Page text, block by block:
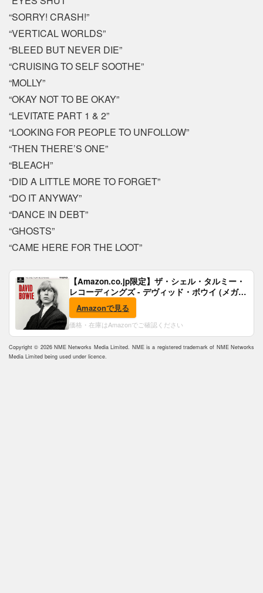
“SORRY! CRASH!”
“VERTICAL WORLDS”
“BLEED BUT NEVER DIE”
“CRUISING TO SELF SOOTHE”
“MOLLY”
“OKAY NOT TO BE OKAY”
“LEVITATE PART 1 & 2”
“LOOKING FOR PEOPLE TO UNFOLLOW”
“THEN THERE’S ONE”
“BLEACH”
“DID A LITTLE MORE TO FORGET”
“DO IT ANYWAY”
“DANCE IN DEBT”
“GHOSTS”
“CAME HERE FOR THE LOOT”
【Amazon.co.jp限定】ザ・シェル・タルミー・
レコーディングズ - デヴィッド・ボウイ (メガジ
ャケ付)
Amazonで見る
価格・在庫はAmazonでご確認ください
Copyright © 2026 NME Networks Media Limited. NME is a registered trademark of NME Networks
Media Limited being used under licence.